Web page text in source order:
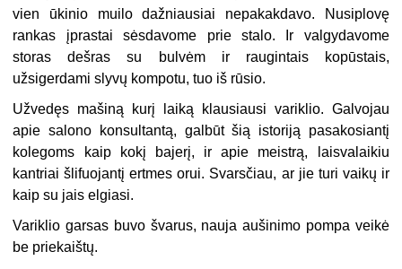
vien ūkinio muilo dažniausiai nepakakdavo. Nusiplovę
rankas įprastai sėsdavome prie stalo. Ir valgydavome
storas dešras su bulvėm ir raugintais kopūstais,
užsigerdami slyvų kompotu, tuo iš rūsio.
Užvedęs mašiną kurį laiką klausiausi variklio. Galvojau
apie salono konsultantą, galbūt šią istoriją pasakosiantį
kolegoms kaip kokį bajerį, ir apie meistrą, laisvalaikiu
kantriai šlifuojantį ertmes orui. Svarsčiau, ar jie turi vaikų ir
kaip su jais elgiasi.
Variklio garsas buvo švarus, nauja aušinimo pompa veikė
be priekaištų.